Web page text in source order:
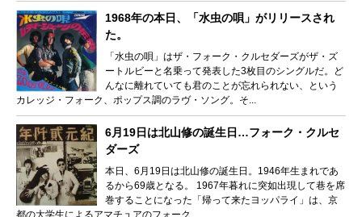
1968年の本日、「水虫の唄」がリリースされ
た。
「水虫の唄」はザ・フォーク・クルセダーズがザ・ズ
ートルビーと名乗って発表した3枚目のシングルだ。ど
んなに離れていても君のことが忘れられない、という
カレッジ・フォーク、ポップス調のラヴ・ソング。そ...
6月19日は北山修の誕生日…フォーク・クルセ
ダーズ
本日、6月19日は北山修の誕生日。1946年生まれであ
るから69歳となる。 1967年暮れに突如出現して巷を席
巻することになった「帰って来たヨッパライ」は、京
都の大学生によるアマチュアのフォーク...